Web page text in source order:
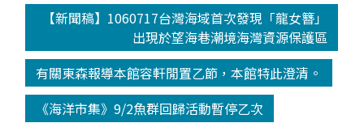
【新聞稿】1060717台灣海域首次發現「龍女簪」
出現於望海巷潮境海灣資源保護區
有關東森報導本館容軒閒置乙節，本館特此澄清。
《海洋市集》9/2魚群回歸活動暫停乙次